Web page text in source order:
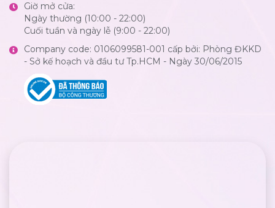
Giờ mở cửa:
Ngày thường (10:00 - 22:00)
Cuối tuần và ngày lễ (9:00 - 22:00)
Company code: 0106099581-001 cấp bởi: Phòng ĐKKD
- Sở kế hoạch và đầu tư Tp.HCM - Ngày 30/06/2015